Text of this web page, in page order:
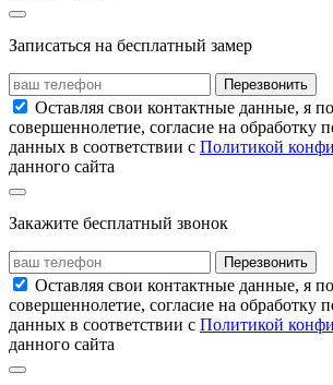
Записаться на бесплатный замер
Перезвонить
Оставляя свои контактные данные, я
совершеннолетие, согласие на обработку
данных в соответствии с Политикой
данного сайта
Закажите бесплатный звонок
Перезвонить
Оставляя свои контактные данные, я
совершеннолетие, согласие на обработку
данных в соответствии с Политикой
данного сайта